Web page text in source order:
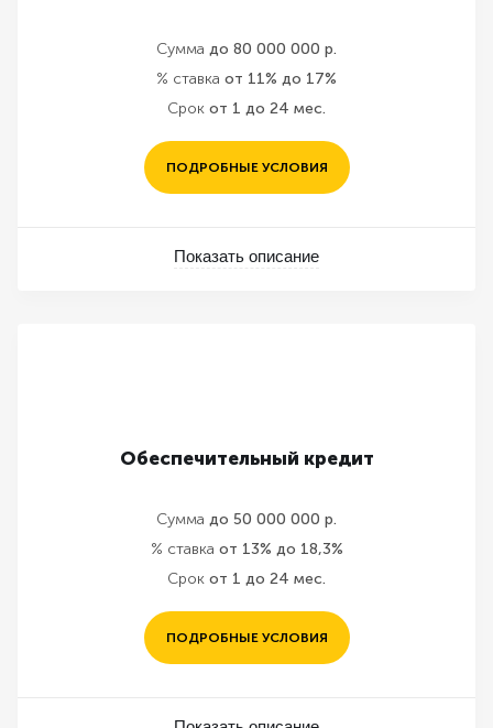
Сумма до 80 000 000 р.
% ставка от 11% до 17%
Срок от 1 до 24 мес.
ПОДРОБНЫЕ УСЛОВИЯ
Показать описание
Обеспечительный кредит
Сумма до 50 000 000 р.
% ставка от 13% до 18,3%
Срок от 1 до 24 мес.
ПОДРОБНЫЕ УСЛОВИЯ